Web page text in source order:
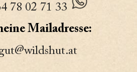
78 02 71 33
Mailadresse: